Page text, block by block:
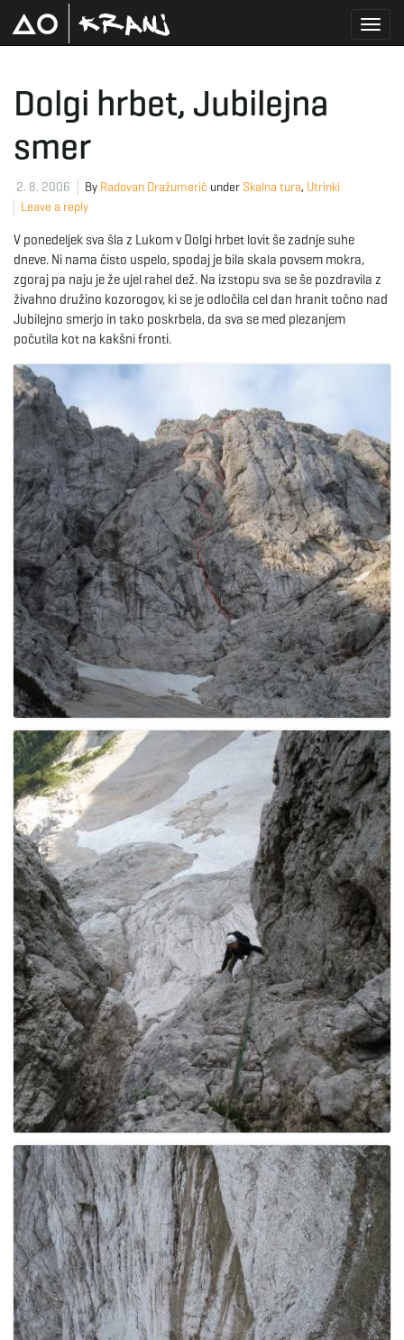
g
l
e
n
a
v
i
g
a
t
i
o
n
Dolgi hrbet, Jubilejna
smer
2. 8. 2006 By Radovan Dražumerič under Skalna tura, Utrinki
Leave a reply
V ponedeljek sva šla z Lukom v Dolgi hrbet lovit še zadnje suhe
dneve. Ni nama čisto uspelo, spodaj je bila skala povsem mokra,
zgoraj pa naju je že ujel rahel dež. Na izstopu sva se še pozdravila z
živahno družino kozorogov, ki se je odločila cel dan hranit točno nad
Jubilejno smerjo in tako poskrbela, da sva se med plezanjem
počutila kot na kakšni fronti.